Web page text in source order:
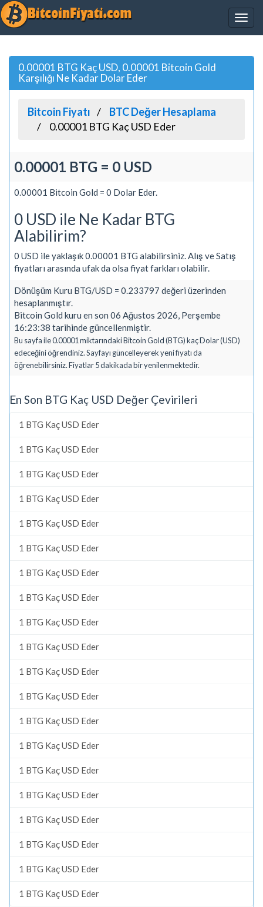
0.00001 BTG Kaç USD, 0.00001 Bitcoin Gold
Karşılığı Ne Kadar Dolar Eder
Bitcoin Fiyatı
BTC Değer Hesaplama
0.00001 BTG Kaç USD Eder
0.00001 BTG = 0 USD
0.00001 Bitcoin Gold = 0 Dolar Eder.
0 USD ile Ne Kadar BTG
Alabilirim?
0 USD ile yaklaşık 0.00001 BTG alabilirsiniz. Alış ve Satış
fiyatları arasında ufak da olsa fiyat farkları olabilir.
Dönüşüm Kuru BTG/USD = 0.233797 değeri üzerinden
hesaplanmıştır.
Bitcoin Gold kuru en son 06 Ağustos 2026, Perşembe
16:23:38 tarihinde güncellenmiştir.
Bu sayfa ile 0.00001 miktarındaki Bitcoin Gold (BTG) kaç Dolar (USD)
edeceğini öğrendiniz. Sayfayı güncelleyerek yeni fiyatı da
öğrenebilirsiniz. Fiyatlar 5 dakikada bir yenilenmektedir.
En Son BTG Kaç USD Değer Çevirileri
1 BTG Kaç USD Eder
1 BTG Kaç USD Eder
1 BTG Kaç USD Eder
1 BTG Kaç USD Eder
1 BTG Kaç USD Eder
1 BTG Kaç USD Eder
1 BTG Kaç USD Eder
1 BTG Kaç USD Eder
1 BTG Kaç USD Eder
1 BTG Kaç USD Eder
1 BTG Kaç USD Eder
1 BTG Kaç USD Eder
1 BTG Kaç USD Eder
1 BTG Kaç USD Eder
1 BTG Kaç USD Eder
1 BTG Kaç USD Eder
1 BTG Kaç USD Eder
1 BTG Kaç USD Eder
1 BTG Kaç USD Eder
1 BTG Kaç USD Eder